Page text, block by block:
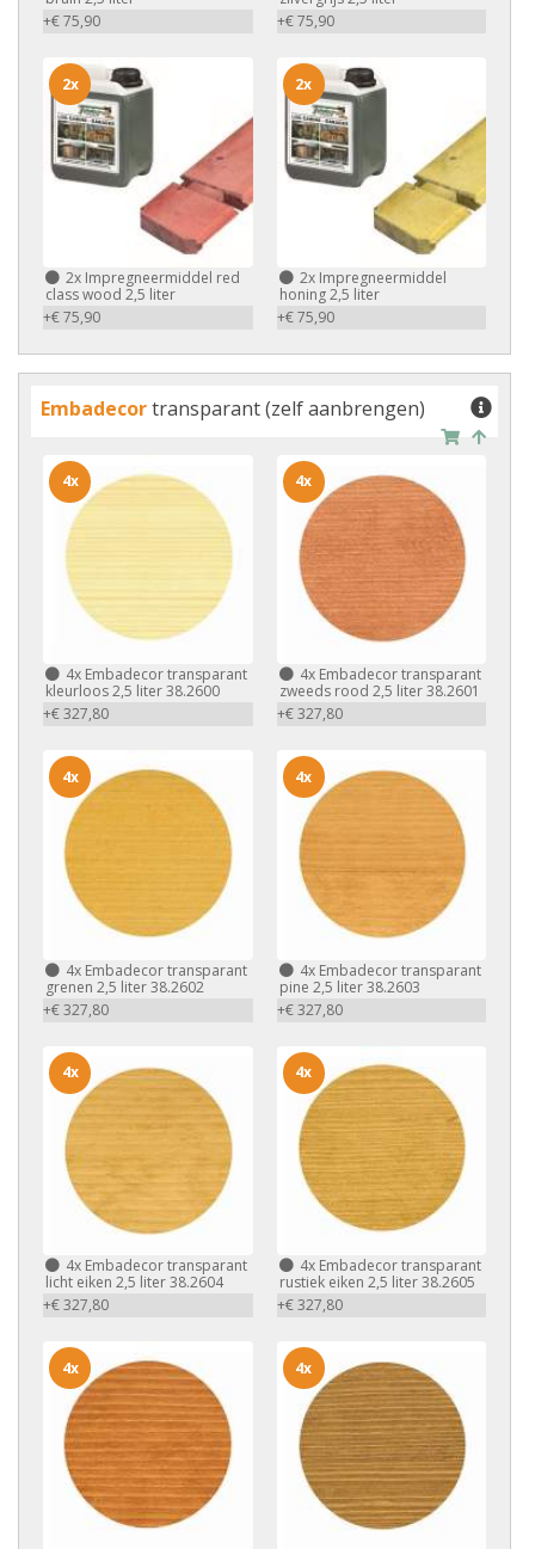
+€ 75,90
+€ 75,90
2x Impregneermiddel red
class wood 2,5 liter
+€ 75,90
2x
2xImpregneermiddel
honing 2,5 liter
+€ 75,90
2x
Embadecortransparant (zelf aanbrengen)
4x Embadecor transparant
kleurloos 2,5 liter 38.2600
+€ 327,80
4x
4xEmbadecor transparant
zweeds rood 2,5 liter 38.2601
+€ 327,80
4x
4x Embadecor transparant
grenen 2,5 liter 38.2602
+€ 327,80
4x
4xEmbadecor transparant
pine 2,5 liter 38.2603
+€ 327,80
4x
4x Embadecor transparant
licht eiken 2,5 liter 38.2604
+€ 327,80
4x
4xEmbadecor transparant
rustiek eiken 2,5 liter 38.2605
+€ 327,80
4x
4x 4x